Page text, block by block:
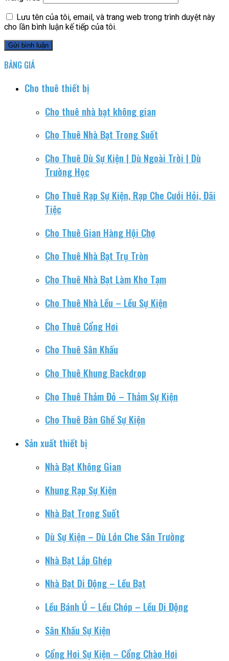
Lưu tên của tôi, email, và trang web trong trình duyệt này
cho lần bình luận kế tiếp của tôi.
BẢNG GIÁ
Cho thuê thiết bị
Cho thuê nhà bạt không gian
Cho Thuê Nhà Bạt Trong Suốt
Cho Thuê Dù Sự Kiện | Dù Ngoài Trời | Dù
Trường Học
Cho Thuê Rạp Sự Kiện, Rạp Che Cưới Hỏi, Đãi
Tiệc
Cho Thuê Gian Hàng Hội Chợ
Cho Thuê Nhà Bạt Trụ Tròn
Cho Thuê Nhà Bạt Làm Kho Tạm
Cho Thuê Nhà Lều – Lều Sự Kiện
Cho Thuê Cổng Hơi
Cho Thuê Sân Khấu
Cho Thuê Khung Backdrop
Cho Thuê Thảm Đỏ – Thảm Sự Kiện
Cho Thuê Bàn Ghế Sự Kiện
Sản xuất thiết bị
Nhà Bạt Không Gian
Khung Rạp Sự Kiện
Nhà Bạt Trong Suốt
Dù Sự Kiện – Dù Lớn Che Sân Trường
Nhà Bạt Lắp Ghép
Nhà Bạt Di Động – Lều Bạt
Lều Bánh Ú – Lều Chóp – Lều Di Động
Sân Khấu Sự Kiện
Cổng Hơi Sự Kiện – Cổng Chào Hơi